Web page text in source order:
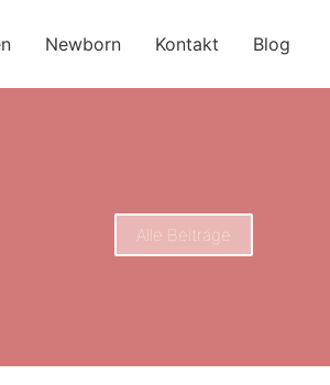
Newborn Kontakt Blog
Alle Beiträge